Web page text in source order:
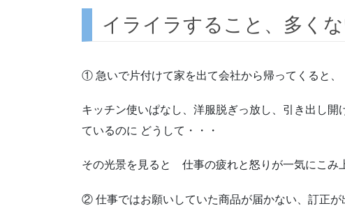
イライラすること、多く
① 急いで片付けて家を出て会社から帰ってくると、
キッチン使いぱなし、洋服脱ぎっ放し、引き出し
ているのに どうして・・・
その光景を見ると 仕事の疲れと怒りが一気にこみ
② 仕事ではお願いしていた商品が届かない、訂正が